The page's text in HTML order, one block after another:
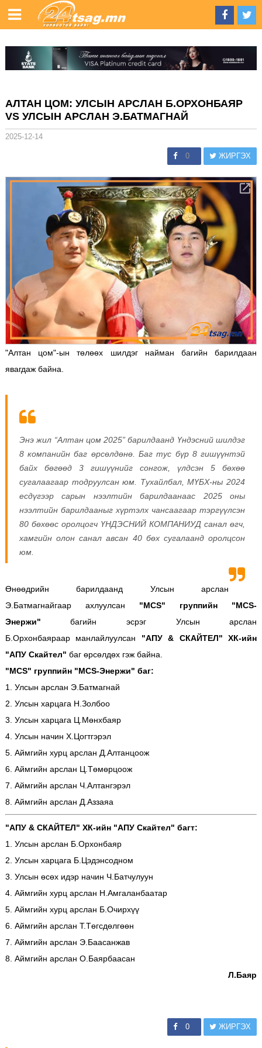
АЛТАН ЦОМ: УЛСЫН АРСЛАН Б.ОРХОНБАЯР
VS УЛСЫН АРСЛАН Э.БАТМАГНАЙ
2025-12-14
0 ЖИРГЭХ
"Алтан цом"-ын төлөөх шилдэг найман багийн барилдаан
явагдаж байна.
Энэ жил “Алтан цом 2025” барилдаанд Үндэсний шилдэг
8 компанийн баг өрсөлдөнө. Баг тус бүр 8 гишүүнтэй
байх бөгөөд 3 гишүүнийг сонгож, үлдсэн 5 бөхөө
сугалаагаар тодруулсан юм. Тухайлбал, МҮБХ-ны 2024
есдүгээр сарын нээлтийн барилдаанаас 2025 оны
нээлтийн барилдааныг хүртэлх чансаагаар тэргүүлсэн
80 бөхөөс оролцогч ҮНДЭСНИЙ КОМПАНИУД санал өгч,
хамгийн олон санал авсан 40 бөх сугалаанд оролцсон
юм.
Өнөөдрийн барилдаанд Улсын арслан
Э.Батмагнайгаар ахлуулсан "MCS" группийн "MCS-
Энержи"багийн эсрэг Улсын арслан
Б.Орхонбаяраар манлайлуулсан "АПУ & СКАЙТЕЛ" ХК-ийн
"АПУ Скайтел" баг өрсөлдөх гэж байна.
"MCS" группийн "MCS-Энержи" баг:
1. Улсын арслан Э.Батмагнай
2. Улсын харцага Н.Золбоо
3. Улсын харцага Ц.Мөнхбаяр
4. Улсын начин Х.Цогтгэрэл
5. Аймгийн хурц арслан Д.Алтанцоож
6. Аймгийн арслан Ц.Төмөрцоож
7. Аймгийн арслан Ч.Алтангэрэл
8. Аймгийн арслан Д.Аззаяа
"АПУ & СКАЙТЕЛ" ХК-ийн "АПУ Скайтел" багт:
1. Улсын арслан Б.Орхонбаяр
2. Улсын харцага Б.Цэдэнсодном
3. Улсын өсөх идэр начин Ч.Батчулуун
4. Аймгийн хурц арслан Н.Амгаланбаатар
5. Аймгийн хурц арслан Б.Очирхүү
6. Аймгийн арслан Т.Төгсдөлгөөн
7. Аймгийн арслан Э.Баасанжав
8. Аймгийн арслан О.Баярбаасан
Л.Баяр
0 ЖИРГЭХ